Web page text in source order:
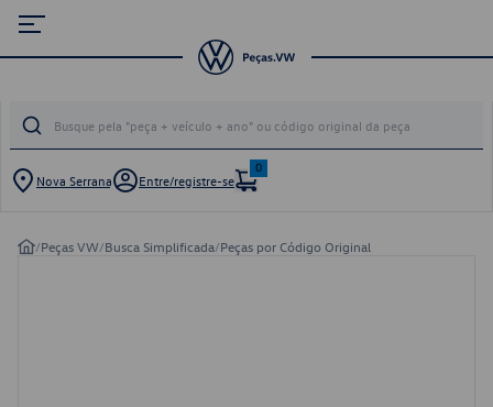
Nova Serrana Entre/registre-se
0
/Peças VW/Busca Simplificada/Peças por Código Original